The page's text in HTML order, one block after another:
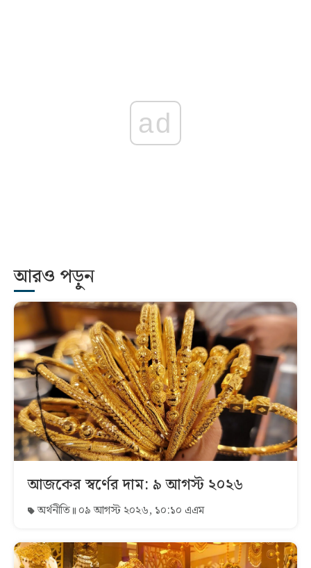
ad
আরও পড়ুন
আজকের স্বর্ণের দাম: ৯ আগস্ট ২০২৬
অর্থনীতি ০৯ আগস্ট ২০২৬, ১০:১০ এএম